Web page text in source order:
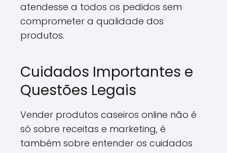
atendesse a todos os pedidos sem
comprometer a qualidade dos
produtos.
Cuidados Importantes e
Questões Legais
Vender produtos caseiros online não é
só sobre receitas e marketing, é
também sobre entender os cuidados